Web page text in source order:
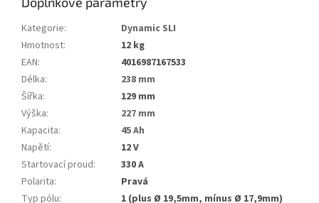
Kategorie:
Dynamic SLI
Hmotnost:
12 kg
EAN:
4016987167533
Délka:
238 mm
Šířka:
129 mm
Výška:
227 mm
Kapacita:
45 Ah
Napětí:
12 V
Startovací proud:
330 A
Polarita:
Pravá
Typ pólu: 1 (plus Ø 19,5mm, mínus Ø 17,9mm)